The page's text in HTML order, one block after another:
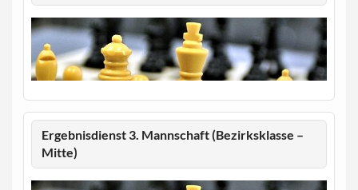
Ergebnisdienst 3. Mannschaft (Bezirksklasse –
Mitte)